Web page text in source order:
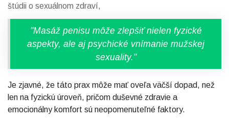
štúdii o sexuálnom zdraví,
"Masáž penisu môže zlepšiť nielen fyzické
aspekty, ale aj psychické vnímanie mužskej
sexuality."
Je zjavné, že táto prax môže mať oveľa väčší dopad, než
len na fyzickú úroveň, pričom duševné zdravie a
emocionálny komfort sú neopomenuteľné faktory.